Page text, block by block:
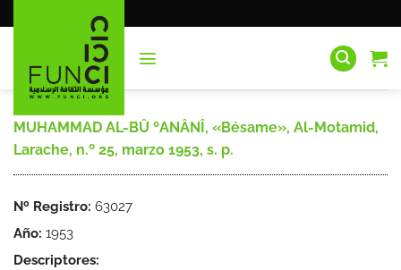
al
MUHAMMAD AL-BÛ ºANÂNÎ, «Bésame», Al-Motamid,
Larache, n.º 25, marzo 1953, s. p.
Nº Registro: 63027
Año: 1953
Descriptores: